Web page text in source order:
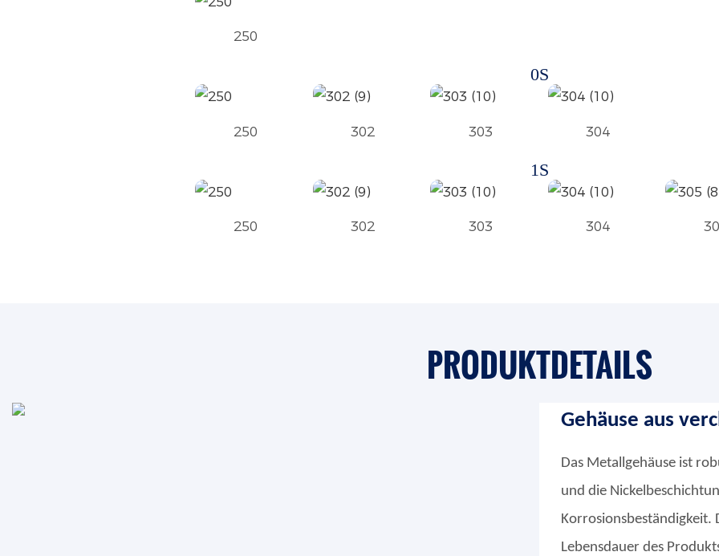
250
0S
250 302 303 304
1S
250 302 303 304
PRODUKTDETAILS
Gehäuse aus
Das Metallgehäuse ist
und die
Korrosionsbeständigkeit.
Lebensdauer des